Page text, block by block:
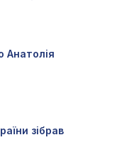
Анатолія
зібрав